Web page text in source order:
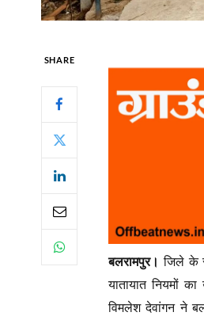
SHARE
बलरामपुर। जिले के
यातायात नियमों
विमलेश देवांगन ने